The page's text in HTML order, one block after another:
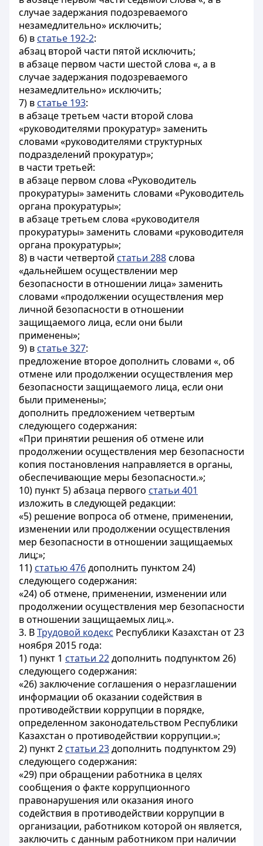
случае задержания подозреваемого
незамедлительно» исключить;
6) в статье 192-2:
абзац второй части пятой исключить;
в абзаце первом части шестой слова «, а в
случае задержания подозреваемого
незамедлительно» исключить;
7) в статье 193:
в абзаце третьем части второй слова
«руководителями прокуратур» заменить
словами «руководителями структурных
подразделений прокуратур»;
в части третьей:
в абзаце первом слова «Руководитель
прокуратуры» заменить словами «Руководитель
органа прокуратуры»;
в абзаце третьем слова «руководителя
прокуратуры» заменить словами «руководителя
органа прокуратуры»;
8) в части четвертой статьи 288слова
«дальнейшем осуществлении мер
безопасности в отношении лица» заменить
словами «продолжении осуществления мер
личной безопасности в отношении
защищаемого лица, если они были
применены»;
9) в статье 327:
предложение второе дополнить словами «, об
отмене или продолжении осуществления мер
безопасности защищаемого лица, если они
были применены»;
дополнить предложением четвертым
следующего содержания:
«При принятии решения об отмене или
продолжении осуществления мер безопасности
копия постановления направляется в органы,
обеспечивающие меры безопасности.»;
10) пункт 5) абзаца первого статьи 401
изложить в следующей редакции:
«5) решение вопроса об отмене, применении,
изменении или продолжении осуществления
мер безопасности в отношении защищаемых
лиц;»;
11) статью 476дополнить пунктом 24)
следующего содержания:
«24) об отмене, применении, изменении или
продолжении осуществления мер безопасности
в отношении защищаемых лиц.».
3. ВТрудовой кодекс Республики Казахстан от 23
ноября 2015 года:
1) пункт 1 статьи 22дополнить подпунктом 26)
следующего содержания:
«26) заключение соглашения о неразглашении
информации об оказании содействия в
противодействии коррупции в порядке,
определенном законодательством Республики
Казахстан о противодействии коррупции.»;
2) пункт 2 статьи 23дополнить подпунктом 29)
следующего содержания:
«29) при обращении работника в целях
сообщения о факте коррупционного
правонарушения или оказания иного
содействия в противодействии коррупции в
организации, работником которой он является,
заключить с данным работником при наличии